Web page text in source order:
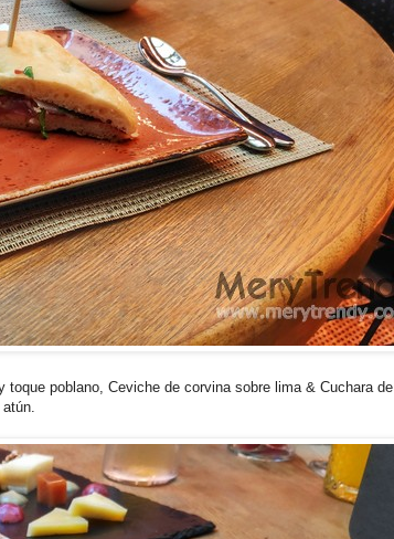
toque poblano, Ceviche de corvina sobre lima & Cuchara de